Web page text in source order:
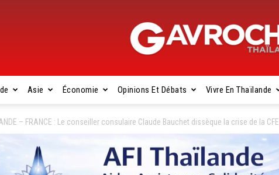
Gavroche
Thaïlande
Asie Économie Opinions Et Débats Vivre En Thaïlande
– FRANCE : Le conseiller consulaire Claude Bauchet dissèque la crise de la CFE